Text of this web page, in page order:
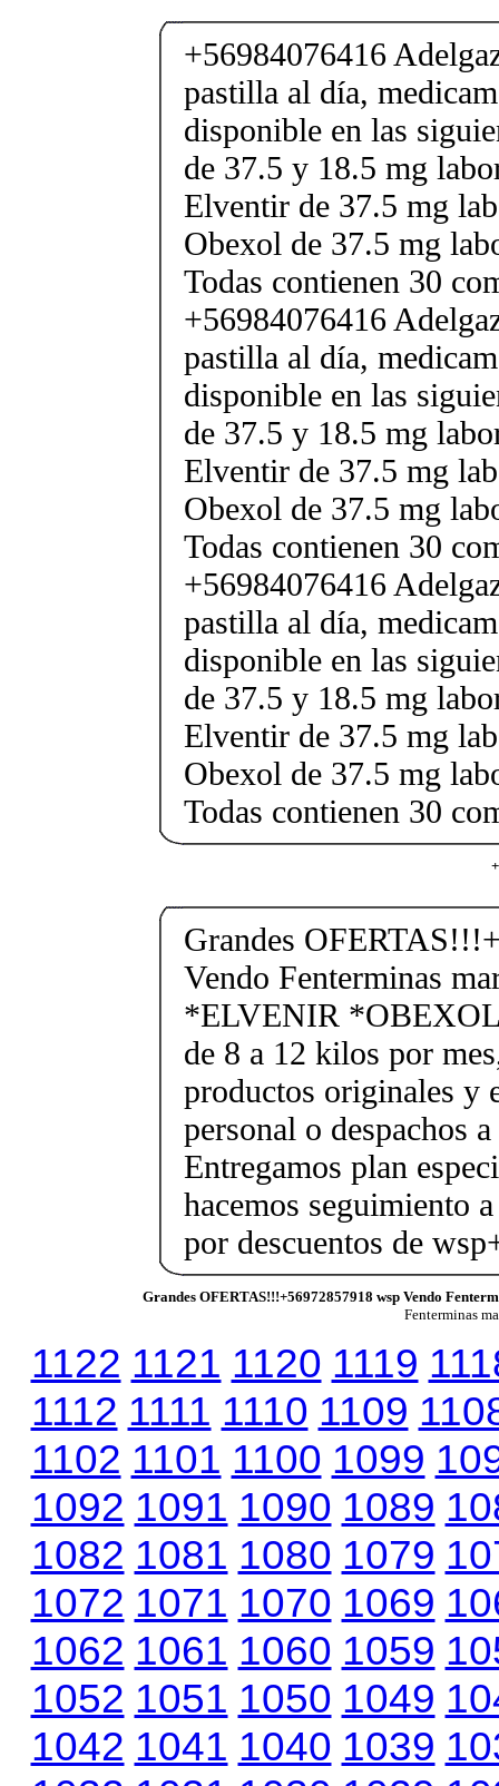
+56984076416
pastilla al día,
disponible en las
de 37.5 y 18.5 mg
Elventir de 37.5 mg
Obexol de 37.5 mg
Todas contienen 30
+56984076416
pastilla al día,
disponible en las
de 37.5 y 18.5 mg
Elventir de 37.5 mg
Obexol de 37.5 mg
Todas contienen 30
+56984076416
pastilla al día,
disponible en las
de 37.5 y 18.5 mg
Elventir de 37.5 mg
Obexol de 37.5 mg
Todas contienen 30
Grandes
Vendo Fenterminas
*ELVENIR
de 8 a 12 kilos por
productos originales y
personal o despachos
Entregamos plan
hacemos seguimiento
por descuentos de
Grandes OFERTAS!!!+56972857918 wsp Vendo
Fenterminas
1122 1121 1120 1119
1112 1111 1110 1109
1102 1101 1100 1099
1092 1091 1090 1089
1082 1081 1080 1079
1072 1071 1070 1069
1062 1061 1060 1059
1052 1051 1050 1049
1042 1041 1040 1039